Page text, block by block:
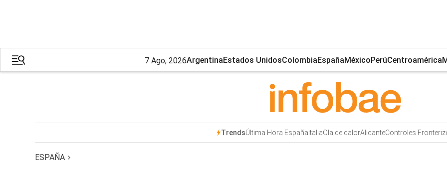
7 Ago, 2026ArgentinaEstados UnidosColombiaEspañaMéxicoPerúCentroamérica
TrendsÚltima Hora EspañaItaliaOla de calorAlicanteControles
ESPAÑA